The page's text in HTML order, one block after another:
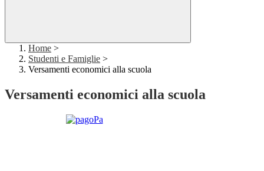
Home >
Studenti e Famiglie >
Versamenti economici alla scuola
Versamenti economici alla scuola